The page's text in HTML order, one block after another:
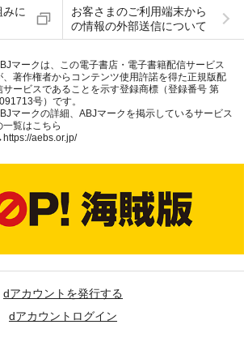
に
お客さまのご利用端末から
の情報の外部送信について
マークは、この電子書店・電子書籍配信サービス
、著作権者からコンテンツ使用許諾を得た正規版配
サービスであることを示す登録商標（登録番号 第
号）です。
マークの詳細、ABJマークを掲示しているサービス
一覧はこちら
https://aebs.or.jp/
dアカウントを発行する
dアカウントログイン